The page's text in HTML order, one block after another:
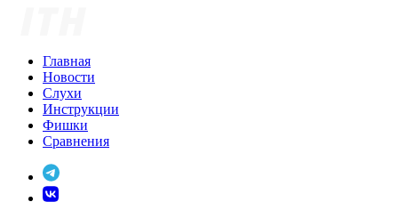
Главная
Новости
Слухи
Инструкции
Фишки
Сравнения